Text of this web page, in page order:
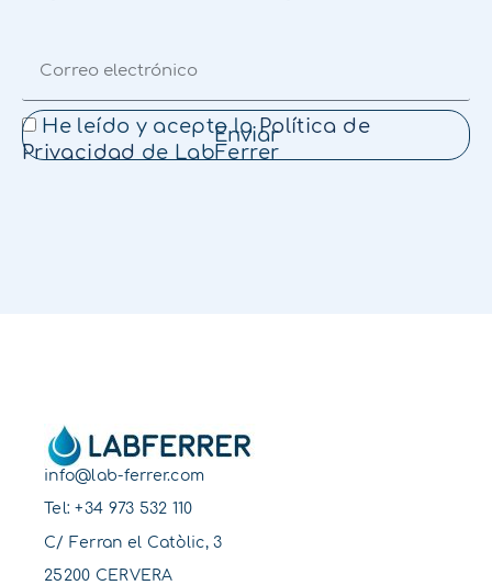
He leído y acepto la Política de
Privacidad de LabFerrer
Enviar
info@lab-ferrer.com
Tel:+34 973 532 110
C/ Ferran el Catòlic, 3
25200 CERVERA